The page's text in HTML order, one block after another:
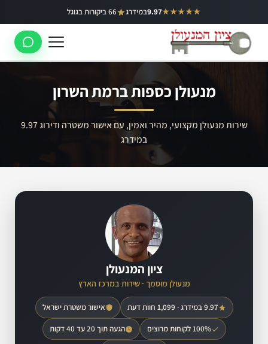
לתוכן
★★★★★
9.97במידרג 66 ביקורות בגוגל באר יעקב
ראשון לציון
לוד
רמלה
מנעולן כספות ברמת השרון
שירות מנעולן מקצועי, מהיר ואמין, עם אישור משטרה ודירוג 9.97
במידרג
ציון המנעולן
מנעולן מוסמך · שירות במרכז הארץ
9.97 במידרג · 1,099 חוות דעת אישור משטרת ישראל
100% לקוחות מרוצים הגעה תוך 20 עד 40 דקות